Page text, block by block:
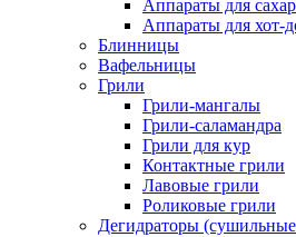
Аппараты для
Аппараты для хот-
Блинницы
Вафельницы
Грили
Грили-мангалы
Грили-саламандра
Грили для кур
Контактные грили
Лавовые грили
Роликовые грили
Дегидраторы